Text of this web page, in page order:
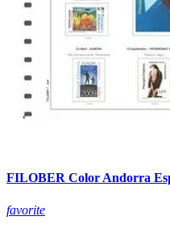
FILOBER Color Andorra
favorite